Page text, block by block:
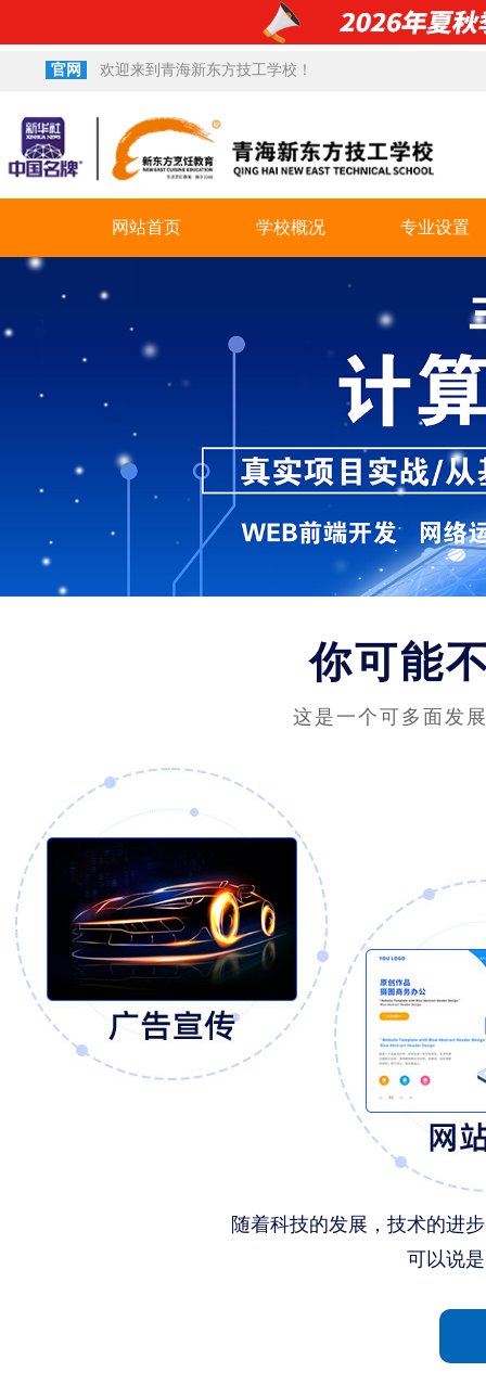
官网 欢迎来到青海新东方技工学校！
网站首页 学校概况 专业设置
你可能
这是一个可多面发
随着科技的发展，技术的进
可以说